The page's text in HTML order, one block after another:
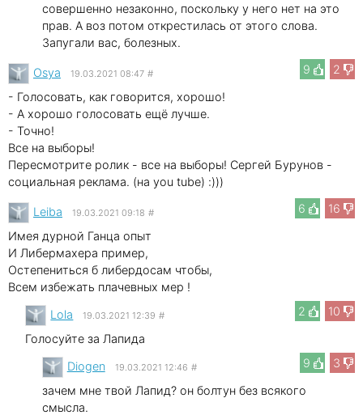
совершенно незаконно, поскольку у него нет на это
прав. А воз потом открестилась от этого слова.
Запугали вас, болезных.
9
2
Osya 19.03.2021 08:47 #
- Голосовать, как говорится, хорошо!
- А хорошо голосовать ещё лучше.
- Точно!
Все на выборы!
Пересмотрите ролик - все на выборы! Сергей Бурунов -
социальная реклама. (на you tube) :)))
6
16
Leibа 19.03.2021 09:18 #
Имея дурной Ганца опыт
И Либермахера пример,
Остепениться б либердосам чтобы,
Всем избежать плачевных мер !
2
10
Lola 19.03.2021 12:39 #
Голосуйте за Лапида
9
3
Diogen 19.03.2021 12:46 #
зачем мне твой Лапид? он болтун без всякого
смысла.